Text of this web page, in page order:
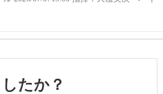
たか？